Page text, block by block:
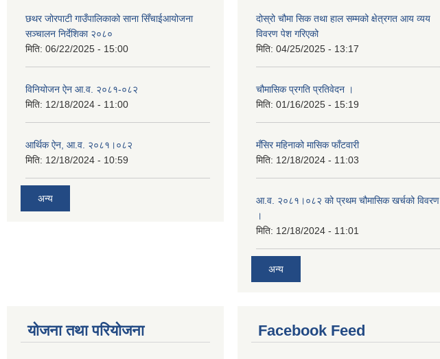
छथर जोरपाटी गाउँपालिकाको साना सिँचाईआयोजना
सञ्चालन निर्देशिका २०८०
मिति: 06/22/2025 - 15:00
विनियोजन ऐन आ.व. २०८१-०८२
मिति: 12/18/2024 - 11:00
आर्थिक ऐन, आ.व. २०८१।०८२
मिति: 12/18/2024 - 10:59
अन्य
दोस्रो चौमा सिक तथा हाल सम्मको क्षेत्रगत आय व्यय
विवरण पेश गरिएको
मिति: 04/25/2025 - 13:17
चौमासिक प्रगति प्रतिवेदन ।
मिति: 01/16/2025 - 15:19
मँसिर महिनाको मासिक फाँटवारी
मिति: 12/18/2024 - 11:03
आ.व. २०८१।०८२ को प्रथम चौमासिक खर्चको विवरण
।
मिति: 12/18/2024 - 11:01
अन्य
योजना तथा परियोजना Facebook Feed